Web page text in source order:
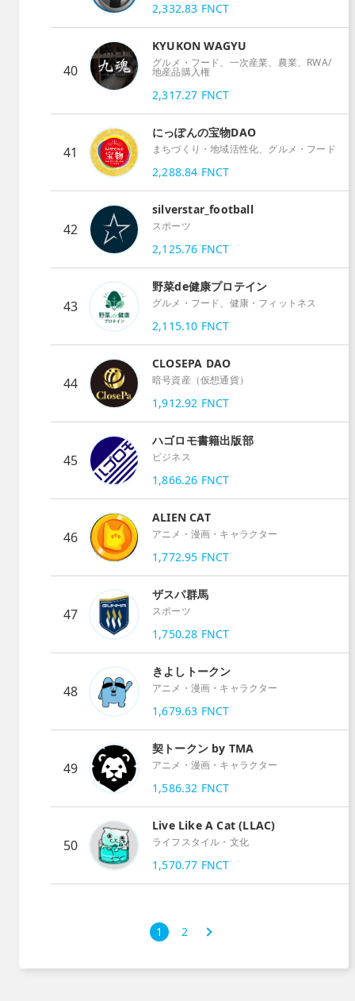
2,332.83 FNCT
40
KYUKON WAGYU
グルメ・フード、一次産業、農業、RWA/
地産品購入権
2,317.27 FNCT
41
にっぽんの宝物DAO
まちづくり・地域活性化、グルメ・フード
2,288.84 FNCT
42
silverstar_football
スポーツ
2,125.76 FNCT
43
野菜de健康プロテイン
グルメ・フード、健康・フィットネス
2,115.10 FNCT
44
CLOSEPA DAO
暗号資産（仮想通貨）
1,912.92 FNCT
45
ハゴロモ書籍出版部
ビジネス
1,866.26 FNCT
46
ALIEN CAT
アニメ・漫画・キャラクター
1,772.95 FNCT
47
ザスパ群馬
スポーツ
1,750.28 FNCT
48
きよしトークン
アニメ・漫画・キャラクター
1,679.63 FNCT
49
契トークン by TMA
アニメ・漫画・キャラクター
1,586.32 FNCT
50
Live Like A Cat (LLAC)
ライフスタイル・文化
1,570.77 FNCT
1 2